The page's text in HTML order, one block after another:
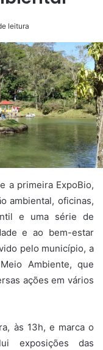
leitura
a primeira ExpoBio,
ambiental, oficinas,
e uma série de
e ao bem-estar
pelo município, a
Ambiente, que
ações em vários
às 13h, e marca o
exposições das